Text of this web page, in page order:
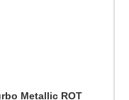
Metallic ROT